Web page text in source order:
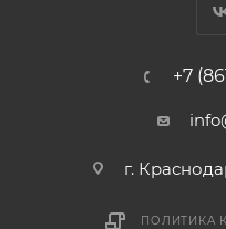
+7
г.
ПОЛИТИКА